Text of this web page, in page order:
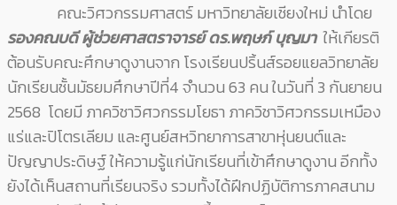
คณะวิศวกรรมศาสตร์ มหาวิทยาลัยเชียงใหม่ นำโดย
รองคณบดี ผู้ช่วยศาสตราจารย์ ดร.พฤษภ์ บุญมาให้เกียรติ
ต้อนรับคณะศึกษาดูงานจาก โรงเรียนปริ้นส์รอยแยลวิทยาลัย
นักเรียนชั้นมัธยมศึกษาปีที่4 จำนวน 63 คน ในวันที่ 3 กันยายน
2568 โดยมี ภาควิชาวิศวกรรมโยธา ภาควิชาวิศวกรรมเหมือง
แร่และปิโตรเลียม และศูนย์สหวิทยาการสาขาหุ่นยนต์และ
ปัญญาประดิษฐ์ ให้ความรู้แก่นักเรียนที่เข้าศึกษาดูงาน อีกทั้ง
ยังได้เห็นสถานที่เรียนจริง รวมทั้งได้ฝึกปฏิบัติการภาคสนาม